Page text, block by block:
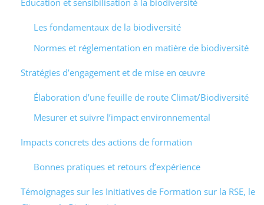
Éducation et sensibilisation à la biodiversité
Les fondamentaux de la biodiversité
Normes et réglementation en matière de biodiversité
Stratégies d’engagement et de mise en œuvre
Élaboration d’une feuille de route Climat/Biodiversité
Mesurer et suivre l’impact environnemental
Impacts concrets des actions de formation
Bonnes pratiques et retours d’expérience
Témoignages sur les Initiatives de Formation sur la RSE, le